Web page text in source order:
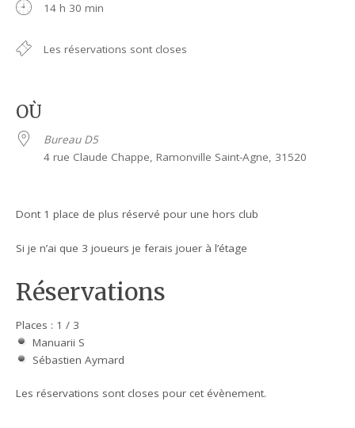
14 h 30 min
Les réservations sont closes
OÙ
Bureau D5
4 rue Claude Chappe, Ramonville Saint-Agne, 31520
Dont 1 place de plus réservé pour une hors club
Si je n’ai que 3 joueurs je ferais jouer à l’étage
Réservations
Places : 1 / 3
Manuarii S
Sébastien Aymard
Les réservations sont closes pour cet évènement.